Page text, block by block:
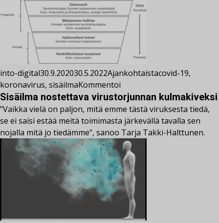
into-digital30.9.202030.5.2022Ajankohtaistacovid-19,
koronavirus, sisäilmaKommentoi
Sisäilma nostettava virustorjunnan kulmakiveksi
"Vaikka vielä on paljon, mitä emme tästä viruksesta tiedä,
se ei saisi estää meitä toimimasta järkevällä tavalla sen
nojalla mitä jo tiedämme", sanoo Tarja Takki-Halttunen.